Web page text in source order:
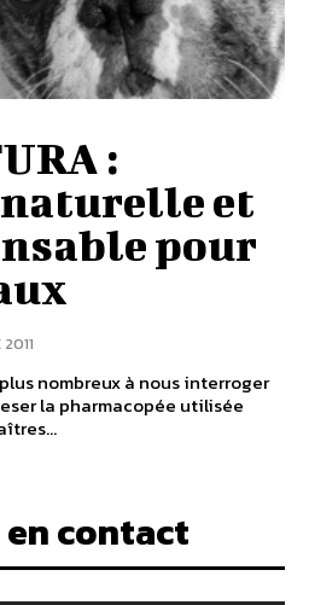
:
naturelle et
pour
nombreux à nous interroger
la pharmacopée utilisée
contact